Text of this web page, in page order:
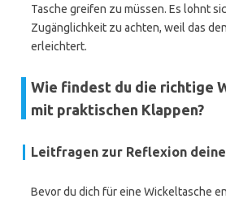
Tasche greifen zu müssen. Es lohnt
Zugänglichkeit zu achten, weil das
erleichtert.
Wie findest du die richtige
mit praktischen Klappen?
Leitfragen zur Reflexion
Bevor du dich für eine Wickeltasche